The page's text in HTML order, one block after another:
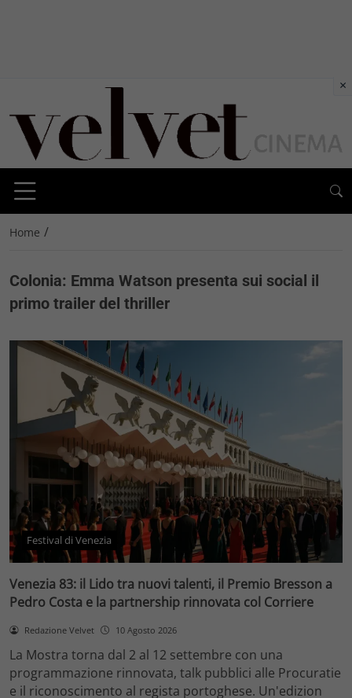
Home /
Colonia: Emma Watson presenta sui social il
primo trailer del thriller
Festival di Venezia
Venezia 83: il Lido tra nuovi talenti, il Premio Bresson a
Pedro Costa e la partnership rinnovata col Corriere
Redazione Velvet 10 Agosto 2026
La Mostra torna dal 2 al 12 settembre con una
programmazione rinnovata, talk pubblici alle Procuratie
e il riconoscimento al regista portoghese. Un'edizion
×